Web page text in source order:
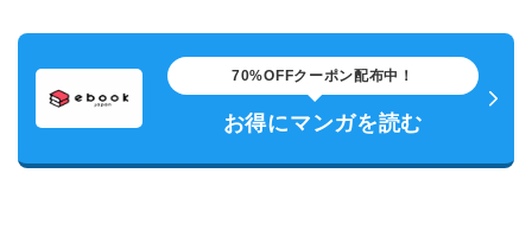
70%OFFクーポン配布中！
お得にマンガを読む